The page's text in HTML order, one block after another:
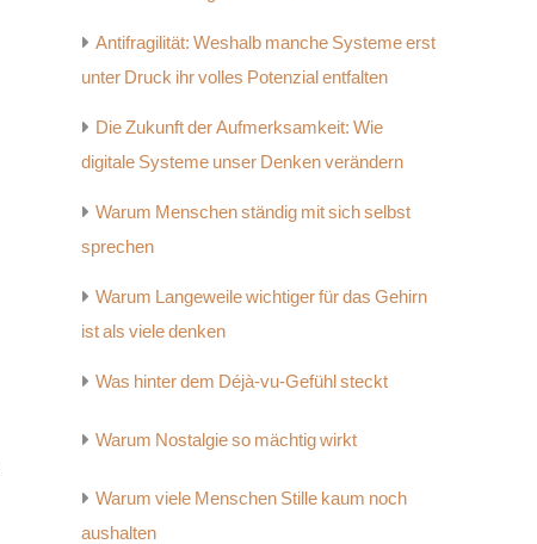
Antifragilität: Weshalb manche Systeme erst
unter Druck ihr volles Potenzial entfalten
Die Zukunft der Aufmerksamkeit: Wie
digitale Systeme unser Denken verändern
Warum Menschen ständig mit sich selbst
sprechen
Warum Langeweile wichtiger für das Gehirn
ist als viele denken
Was hinter dem Déjà-vu-Gefühl steckt
Warum Nostalgie so mächtig wirkt
Warum viele Menschen Stille kaum noch
aushalten